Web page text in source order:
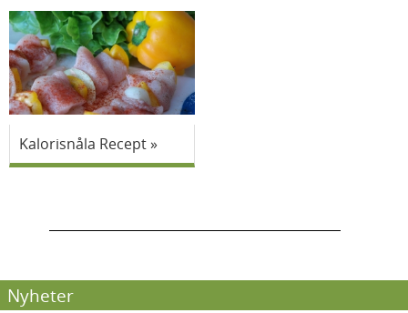
Kalorisnåla Recept
Nyheter